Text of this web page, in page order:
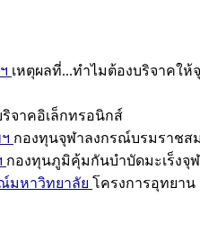
เหตุผลที่...ทำไมต้องบริจาคให้
ริจาคอิเล็กทรอนิกส์
กองทุนจุฬาลงกรณ์บรมราชส
กองทุนภูมิคุ้มกันบำบัดมะเร็งจุ
มหาวิทยาลัย โครงการอุทยาน